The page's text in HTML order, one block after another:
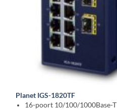
Planet IGS-1820TF
16-poort 10/100/1000Base-T